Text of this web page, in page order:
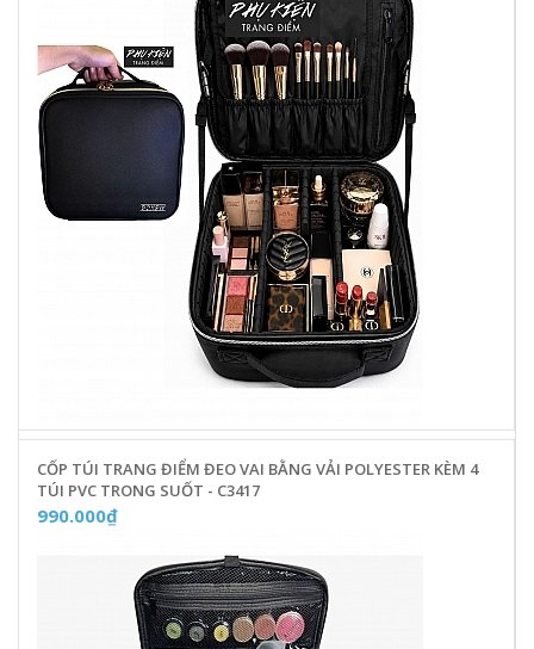
CỐP TÚI TRANG ĐIỂM ĐEO VAI BẰNG VẢI POLYESTER KÈM 4
TÚI PVC TRONG SUỐT - C3417
990.000₫